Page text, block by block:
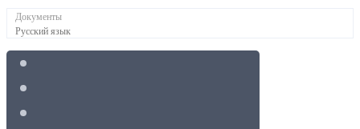
Документы
Русский язык